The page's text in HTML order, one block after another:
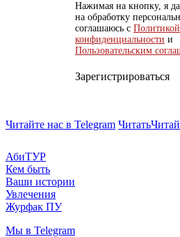
Нажимая на кнопку, я
на обработку
соглашаюсь с Политикой
конфиденциальности и
Пользовательским
Зарегистрироваться
Читайте нас в Telegram Читать
АбиТУР
Кем быть
Ваши истории
Увлечения
Журфак ПУ
Мы в Telegram